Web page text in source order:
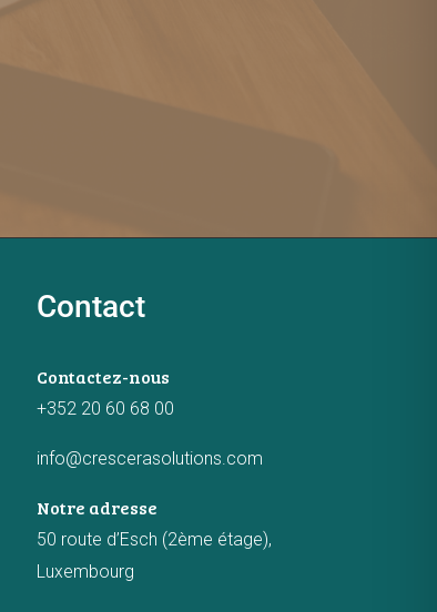
Contact
Contactez-nous
+352 20 60 68 00
info@crescerasolutions.com
Notre adresse
50 route d’Esch (2ème étage),
Luxembourg